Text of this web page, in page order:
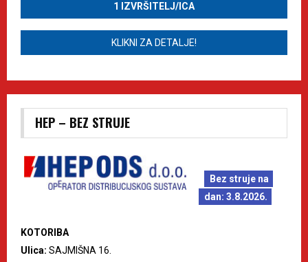
1 IZVRŠITELJ/ICA
KLIKNI ZA DETALJE!
HEP – BEZ STRUJE
Bez struje na
dan: 3.8.2026.
KOTORIBA
Ulica: SAJMIŠNA 16.